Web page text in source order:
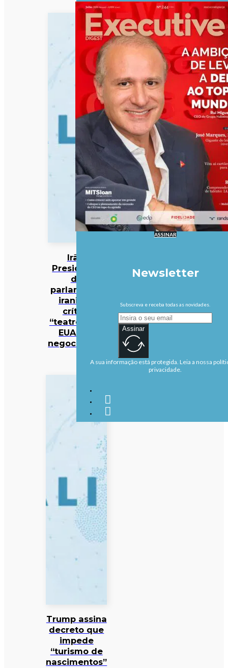
Irão:
Presidente
do
parlamento
iraniano
crítica
“teatro” dos
EUA nas
negociações
Trump assina
decreto que
impede
“turismo de
nascimentos”
ASSINAR
Newsletter
Subscreva e receba todas as novidades.
Assinar
A sua informação está protegida. Leia a nossa
privacidade.